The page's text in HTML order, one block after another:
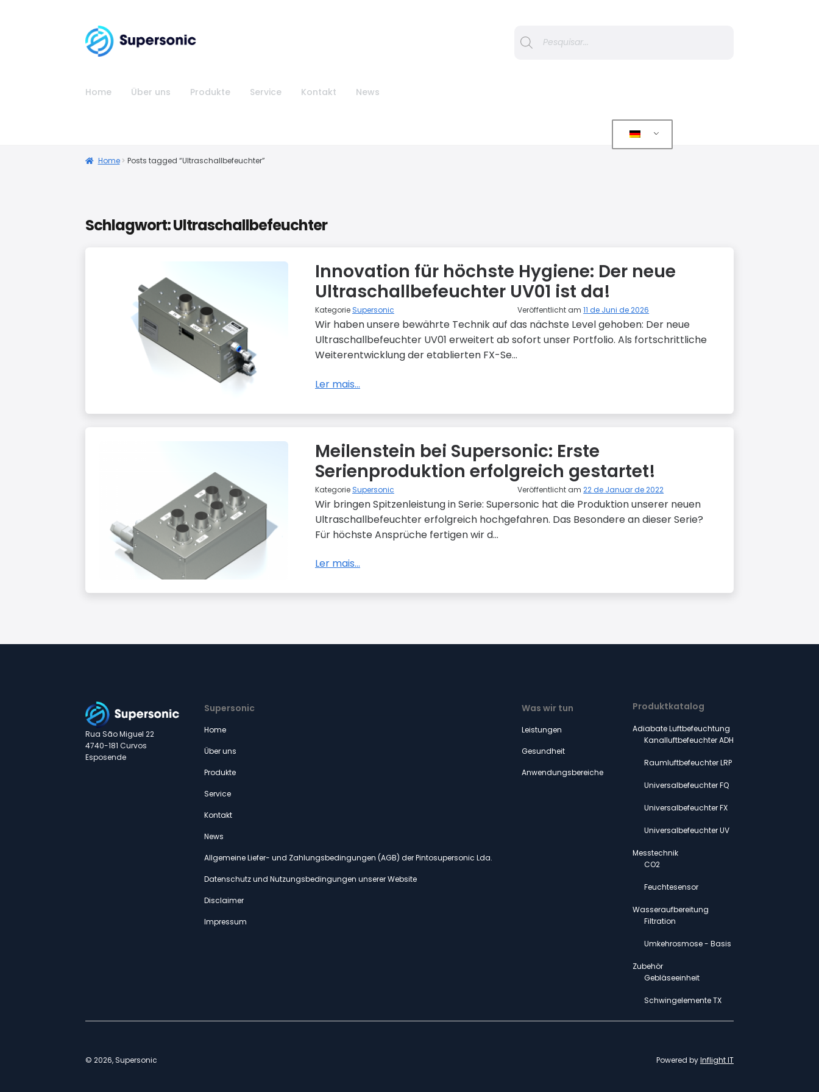
Home Über uns Produkte Service Kontakt News
Home Posts tagged “Ultraschallbefeuchter”
Schlagwort:Ultraschallbefeuchter
Innovation für höchste Hygiene: Der neue
Ultraschallbefeuchter UV01 ist da!
Kategorie Supersonic Veröffentlicht am11 de Juni de 2026
Wir haben unsere bewährte Technik auf das nächste Level gehoben: Der neue
Ultraschallbefeuchter UV01 erweitert ab sofort unser Portfolio. Als fortschrittliche
Weiterentwicklung der etablierten FX-Se...
Ler mais...
Meilenstein bei Supersonic: Erste
Serienproduktion erfolgreich gestartet!
Kategorie Supersonic Veröffentlicht am22 de Januar de 2022
Wir bringen Spitzenleistung in Serie: Supersonic hat die Produktion unserer neuen
Ultraschallbefeuchter erfolgreich hochgefahren. Das Besondere an dieser Serie?
Für höchste Ansprüche fertigen wir d...
Ler mais...
Rua São Miguel 22
4740-181 Curvos
Esposende
Supersonic
Home
Über uns
Produkte
Service
Kontakt
News
Allgemeine Liefer- und Zahlungsbedingungen (AGB) der Pintosupersonic Lda.
Datenschutz und Nutzungsbedingungen unserer Website
Disclaimer
Impressum
Was wir tun
Leistungen
Gesundheit
Anwendungsbereiche
Produktkatalog
Adiabate Luftbefeuchtung
Kanalluftbefeuchter ADH
Raumluftbefeuchter LRP
Universalbefeuchter FQ
Universalbefeuchter FX
Universalbefeuchter UV
Messtechnik
CO2
Feuchtesensor
Wasseraufbereitung
Filtration
Umkehrosmose - Basis
Zubehör
Gebläseeinheit
Schwingelemente TX
© 2026, Supersonic Powered byInflight IT